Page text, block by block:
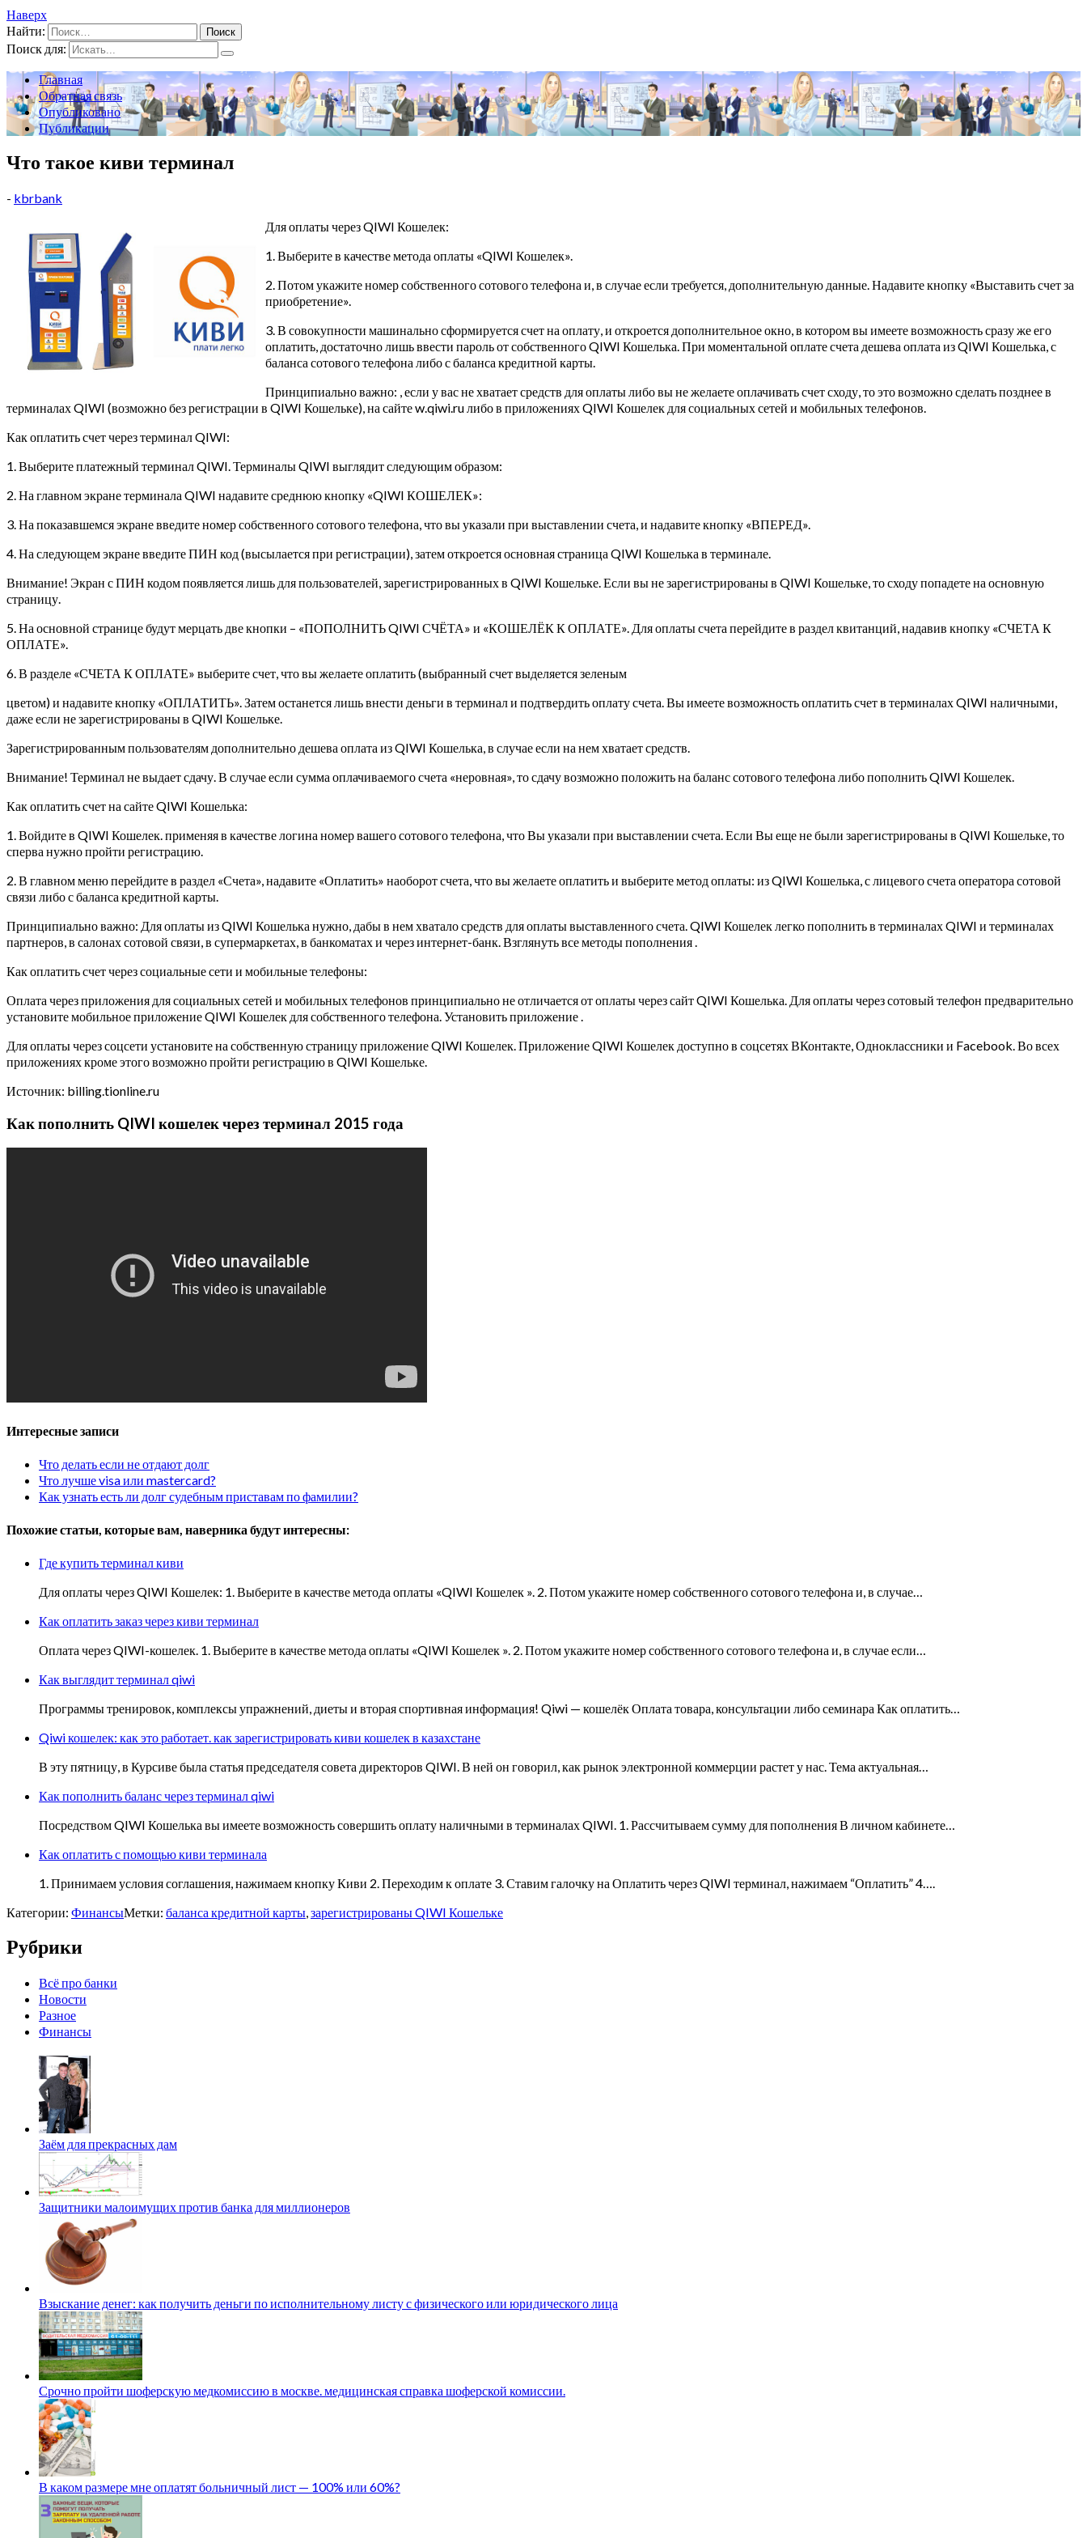
Наверх
Найти:
Поиск для:
Главная
Обратная связь
Опубликовано
Публикации
Что такое киви терминал
- kbrbank
Для оплаты через QIWI Кошелек:
1. Выберите в качестве метода оплаты «QIWI Кошелек».
2. Потом укажите номер собственного сотового телефона и, в случае если требуется, дополнительную данные. Надавите кнопку «Выставить счет за
приобретение».
3. В совокупности машинально сформируется счет на оплату, и откроется дополнительное окно, в котором вы имеете возможность сразу же его
оплатить, достаточно лишь ввести пароль от собственного QIWI Кошелька. При моментальной оплате счета дешева оплата из QIWI Кошелька, с
баланса сотового телефона либо с баланса кредитной карты.
Принципиально важно: , если у вас не хватает средств для оплаты либо вы не желаете оплачивать счет сходу, то это возможно сделать позднее в
терминалах QIWI (возможно без регистрации в QIWI Кошельке), на сайте w.qiwi.ru либо в приложениях QIWI Кошелек для социальных сетей и мобильных телефонов.
Как оплатить счет через терминал QIWI:
1. Выберите платежный терминал QIWI. Терминалы QIWI выглядит следующим образом:
2. На главном экране терминала QIWI надавите среднюю кнопку «QIWI КОШЕЛЕК»:
3. На показавшемся экране введите номер собственного сотового телефона, что вы указали при выставлении счета, и надавите кнопку «ВПЕРЕД».
4. На следующем экране введите ПИН код (высылается при регистрации), затем откроется основная страница QIWI Кошелька в терминале.
Внимание! Экран с ПИН кодом появляется лишь для пользователей, зарегистрированных в QIWI Кошельке. Если вы не зарегистрированы в QIWI Кошельке, то сходу попадете на основную
страницу.
5. На основной странице будут мерцать две кнопки – «ПОПОЛНИТЬ QIWI СЧЁТА» и «КОШЕЛЁК К ОПЛАТЕ». Для оплаты счета перейдите в раздел квитанций, надавив кнопку «СЧЕТА К
ОПЛАТЕ».
6. В разделе «СЧЕТА К ОПЛАТЕ» выберите счет, что вы желаете оплатить (выбранный счет выделяется зеленым
цветом) и надавите кнопку «ОПЛАТИТЬ». Затем останется лишь внести деньги в терминал и подтвердить оплату счета. Вы имеете возможность оплатить счет в терминалах QIWI наличными,
даже если не зарегистрированы в QIWI Кошельке.
Зарегистрированным пользователям дополнительно дешева оплата из QIWI Кошелька, в случае если на нем хватает средств.
Внимание! Терминал не выдает сдачу. В случае если сумма оплачиваемого счета «неровная», то сдачу возможно положить на баланс сотового телефона либо пополнить QIWI Кошелек.
Как оплатить счет на сайте QIWI Кошелька:
1. Войдите в QIWI Кошелек. применяя в качестве логина номер вашего сотового телефона, что Вы указали при выставлении счета. Если Вы еще не были зарегистрированы в QIWI Кошельке, то
сперва нужно пройти регистрацию.
2. В главном меню перейдите в раздел «Счета», надавите «Оплатить» наоборот счета, что вы желаете оплатить и выберите метод оплаты: из QIWI Кошелька, с лицевого счета оператора сотовой
связи либо с баланса кредитной карты.
Принципиально важно: Для оплаты из QIWI Кошелька нужно, дабы в нем хватало средств для оплаты выставленного счета. QIWI Кошелек легко пополнить в терминалах QIWI и терминалах
партнеров, в салонах сотовой связи, в супермаркетах, в банкоматах и через интернет-банк. Взглянуть все методы пополнения .
Как оплатить счет через социальные сети и мобильные телефоны:
Оплата через приложения для социальных сетей и мобильных телефонов принципиально не отличается от оплаты через сайт QIWI Кошелька. Для оплаты через сотовый телефон предварительно
установите мобильное приложение QIWI Кошелек для собственного телефона. Установить приложение .
Для оплаты через соцсети установите на собственную страницу приложение QIWI Кошелек. Приложение QIWI Кошелек доступно в соцсетях ВКонтакте, Одноклассники и Facebook. Во всех
приложениях кроме этого возможно пройти регистрацию в QIWI Кошельке.
Источник: billing.tionline.ru
Как пополнить QIWI кошелек через терминал 2015 года
Интересные записи
Что делать если не отдают долг
Что лучше visa или mastercard?
Как узнать есть ли долг судебным приставам по фамилии?
Похожие статьи, которые вам, наверника будут интересны:
Где купить терминал киви
Для оплаты через QIWI Кошелек: 1. Выберите в качестве метода оплаты «QIWI Кошелек ». 2. Потом укажите номер собственного сотового телефона и, в случае…
Как оплатить заказ через киви терминал
Оплата через QIWI-кошелек. 1. Выберите в качестве метода оплаты «QIWI Кошелек ». 2. Потом укажите номер собственного сотового телефона и, в случае если…
Как выглядит терминал qiwi
Программы тренировок, комплексы упражнений, диеты и вторая спортивная информация! Qiwi — кошелёк Оплата товара, консультации либо семинара Как оплатить…
Qiwi кошелек: как это работает. как зарегистрировать киви кошелек в казахстане
В эту пятницу, в Курсиве была статья председателя совета директоров QIWI. В ней он говорил, как рынок электронной коммерции растет у нас. Тема актуальная…
Как пополнить баланс через терминал qiwi
Посредством QIWI Кошелька вы имеете возможность совершить оплату наличными в терминалах QIWI. 1. Рассчитываем сумму для пополнения В личном кабинете…
Как оплатить с помощью киви терминала
1. Принимаем условия соглашения, нажимаем кнопку Киви 2. Переходим к оплате 3. Ставим галочку на Оплатить через QIWI терминал, нажимаем “Оплатить” 4….
Категории: ФинансыМетки: баланса кредитной карты,зарегистрированы QIWI Кошельке
Рубрики
Всё про банки
Новости
Разное
Финансы
Заём для прекрасных дам
Защитники малоимущих против банка для миллионеров
Взыскание денег: как получить деньги по исполнительному листу с физического или юридического лица
Срочно пройти шоферскую медкомиссию в москве. медицинская справка шоферской комиссии.
В каком размере мне оплатят больничный лист — 100% или 60%?